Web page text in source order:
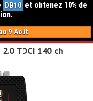
DB10 et obtenez 10% de
9 Août
TDCI 140 ch